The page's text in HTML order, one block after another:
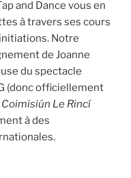
and Dance vous en
à travers ses cours
Notre
de Joanne
du spectacle
(donc officiellement
Le Rincí
à des